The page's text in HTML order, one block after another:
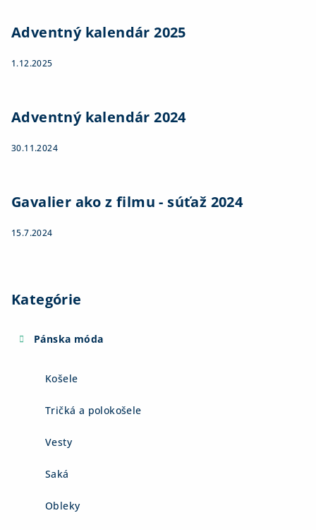
Adventný kalendár 2025
1.12.2025
Adventný kalendár 2024
30.11.2024
Gavalier ako z filmu - súťaž 2024
15.7.2024
Kategórie
Pánska móda
Košele
Tričká a polokošele
Vesty
Saká
Obleky